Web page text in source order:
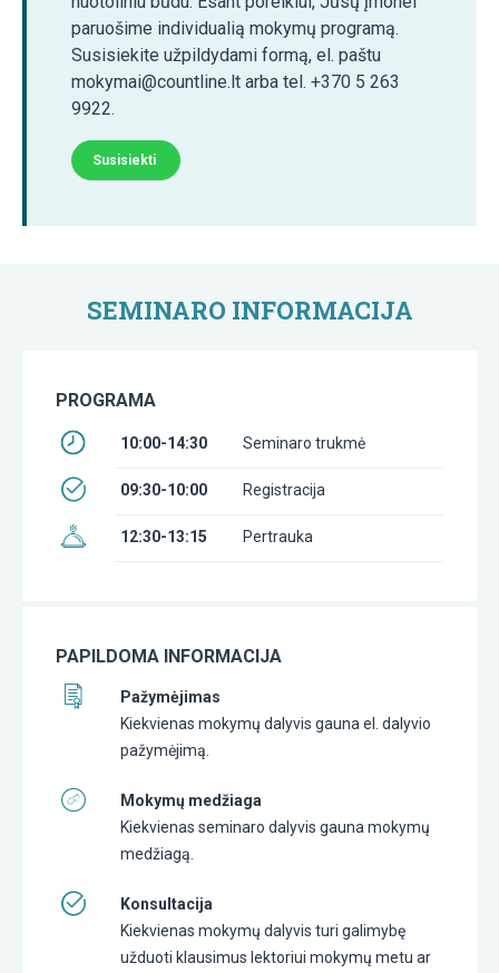
paruošime individualią mokymų programą.
Susisiekite užpildydami formą, el. paštu
mokymai@countline.lt arba tel. +370 5 263
9922.
Susisiekti
SEMINARO INFORMACIJA
PROGRAMA
10:00-14:30 Seminaro trukmė
09:30-10:00 Registracija
12:30-13:15 Pertrauka
PAPILDOMA INFORMACIJA
Pažymėjimas
Kiekvienas mokymų dalyvis gauna el. dalyvio
pažymėjimą.
Mokymų medžiaga
Kiekvienas seminaro dalyvis gauna mokymų
medžiagą.
Konsultacija
Kiekvienas mokymų dalyvis turi galimybę
užduoti klausimus lektoriui mokymų metu ar